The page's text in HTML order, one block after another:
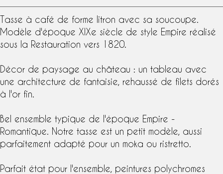
Tasse à café de forme litron avec sa soucoupe.
Modèle d'époque XIXe siècle de style Empire réalisé
sous la Restauration vers 1820.
Décor de paysage au château : un tableau avec
une architecture de fantaisie, rehaussé de filets dorés
à l'or fin.
Bel ensemble typique de l'époque Empire -
Romantique. Notre tasse est un petit modèle, aussi
parfaitement adapté pour un moka ou ristretto.
Parfait état pour l'ensemble, peintures polychromes